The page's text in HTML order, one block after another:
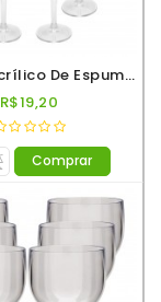
6 Taças Acrílico De Espumante Roder 180ml Incolor
R$19,20
Comprar